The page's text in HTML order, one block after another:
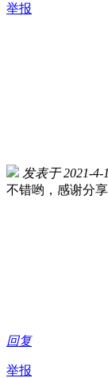
举报
发表于 2021-4-
不错哟，感谢分享
回复
举报